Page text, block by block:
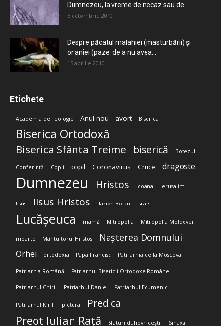
Dumnezeu, la vreme de necaz sau de...
5 octombrie 2010
Despre păcatul malahiei (masturbării) şi
onaniei (pazei de a nu avea...
15 aprilie 2010
Etichete
Academia de Teologie Anul nou avort Biserica
Biserica Ortodoxă
Biserica Sfânta Treime biserică Botezul
Conferință Copii copil Coronavirus Cruce dragoste
Dumnezeu Hristos Icoana Ierusalim
Iisus Iisus Hristos Ilarion Boian Israel
Lucășeuca mamă Mitropolia Mitropolia Moldovei;
moarte Mântuitorul Hristos Nașterea Domnului
Orhei ortodoxia Papa Francisc Patriarhia de la Moscova
Patriarhia Română Patriarhul Bisericii Ortodoxe Române
Patriarhul Chiril Patriarhul Daniel Patriarhul Ecumenic
Patriarhul Kirill pictura Predica
Preot Iulian Rață Sfaturi duhovnicești; Sinaxa